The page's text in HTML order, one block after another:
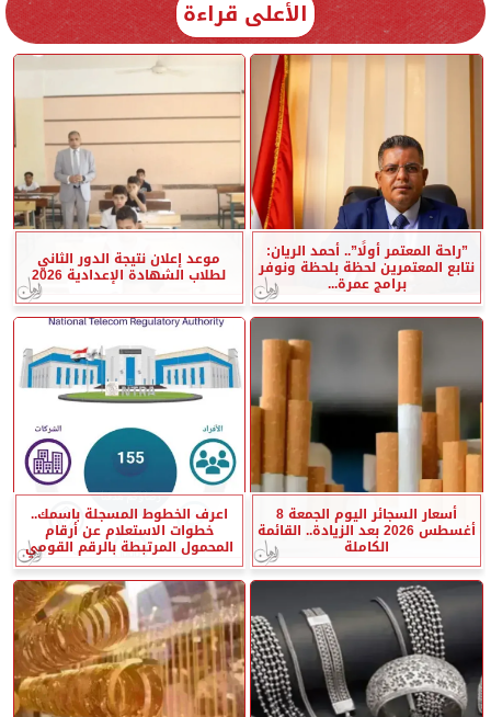
الأعلى قراءة
”راحة المعتمر أولًا”.. أحمد الريان:
نتابع المعتمرين لحظة بلحظة ونوفر
برامج عمرة...
موعد إعلان نتيجة الدور الثاني
لطلاب الشهادة الإعدادية 2026
أسعار السجائر اليوم الجمعة 8
أغسطس 2026 بعد الزيادة.. القائمة
الكاملة
اعرف الخطوط المسجلة باسمك..
خطوات الاستعلام عن أرقام
المحمول المرتبطة بالرقم القومي